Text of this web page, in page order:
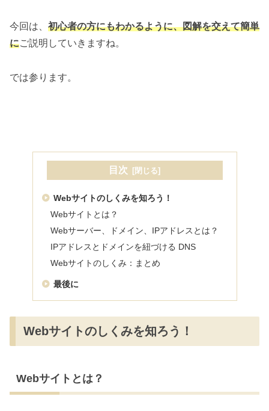
今回は、 初心者の方にもわかるように、図解を交えて簡単
にご説明していきますね。
では参ります。
目次
Webサイトのしくみを知ろう！
Webサイトとは？
Webサーバー、ドメイン、IPアドレスとは？
IPアドレスとドメインを紐づける DNS
Webサイトのしくみ：まとめ
最後に
Webサイトのしくみを知ろう！
Webサイトとは？